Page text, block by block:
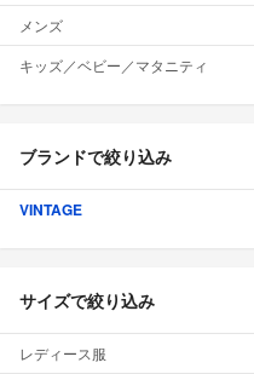
メンズ
キッズ／ベビー／マタニティ
ブランドで絞り込み
VINTAGE
サイズで絞り込み
レディース服